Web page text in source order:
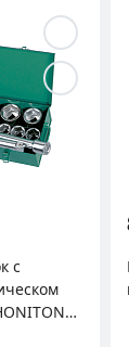
80 809
масла